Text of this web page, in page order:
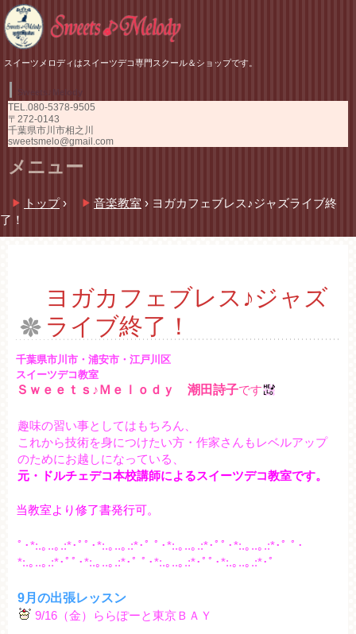
スイーツメロディはスイーツデコ専門スクール＆ショップです。
TEL.080-5378-9505
〒272-0143
千葉県市川市相之川
sweetsmelo@gmail.com
メニュー
ン
テ
ン
プ
トップ › 音楽教室 › ヨガカフェブレス♪ジャズライブ終
了！
ヨガカフェブレス♪ジャズ
ライブ終了！
千葉県市川市・浦安市・江戸川区
スイーツデコ教室
Ｓｗｅｅｔｓ♪Ｍｅｌｏｄｙ 潮田詩子です
趣味の習い事としてはもちろん、
これから技術を身につけたい方・作家さんもレベルアップ
のためにお越しになっている、
元・ドルチェデコ本校講師によるスイーツデコ教室です。
当教室より修了書発行可。
ﾟ･*:.｡..｡.:*･ﾟﾟ･*:.｡..｡.:*･ﾟ ﾟ･*:.｡..｡.:*･ﾟﾟ･*:.｡..｡.:*･ﾟ ﾟ･
*:.｡..｡.:*･ﾟﾟ･*:.｡..｡.:*･ﾟ ﾟ･*:.｡..｡.:*･ﾟﾟ･*:.｡..｡.:*･ﾟ
9月の出張レッスン
9/16（金）ららぽーと東京ＢＡＹ